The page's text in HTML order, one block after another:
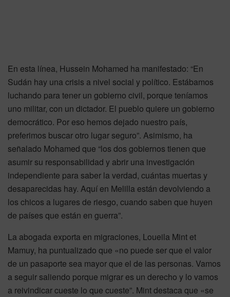
En esta línea, Hussein Mohamed ha manifestado: “En
Sudán hay una crisis a nivel social y político. Estábamos
luchando para tener un gobierno civil, porque teníamos
uno militar, con un dictador. El pueblo quiere un gobierno
democrático. Por eso hemos dejado nuestro país,
preferimos buscar otro lugar seguro”. Asimismo, ha
señalado Mohamed que “los dos gobiernos tienen que
asumir su responsabilidad y abrir una investigación
independiente para saber la verdad, cuántas muertas y
desaparecidas hay. Aquí en Melilla están devolviendo a
los chicos a lugares de riesgo, cuando saben que huyen
de países que están en guerra”.
La abogada exporta en migraciones, Loueila Mint et
Mamuy, ha puntualizado que «no puede ser que el valor
de un pasaporte sea mayor que el de las personas. Vamos
a seguir saliendo porque migrar es un derecho y lo vamos
a reivindicar cueste lo que cueste”. Mint destaca que «se